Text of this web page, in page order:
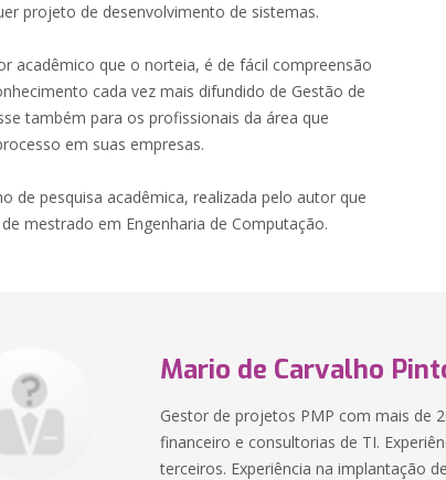
projeto de desenvolvimento de sistemas.
acadêmico que o norteia, é de fácil compreensão
cada vez mais difundido de Gestão de
também para os profissionais da área que
em suas empresas.
de pesquisa acadêmica, realizada pelo autor que
mestrado em Engenharia de Computação.
Mario de Carvalho
Gestor de projetos PMP com mais de
financeiro e consultorias de TI.
terceiros. Experiência na implantação